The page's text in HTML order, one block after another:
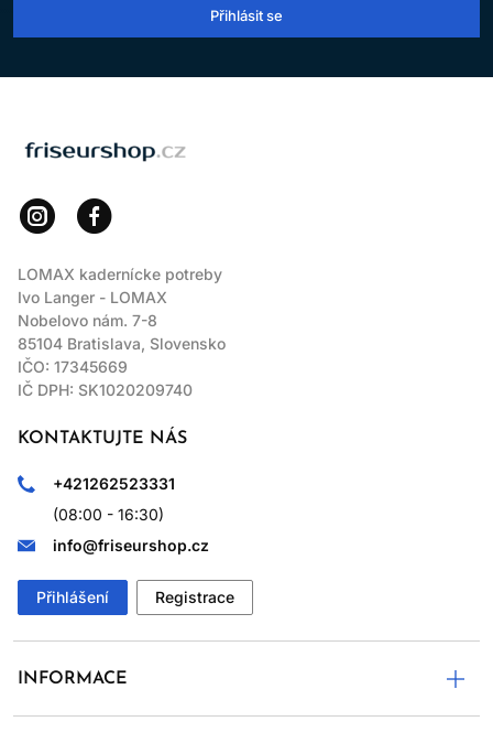
Přihlásit se
LOMAX kadernícke potreby
Ivo Langer - LOMAX
Nobelovo nám. 7-8
85104 Bratislava, Slovensko
IČO: 17345669
IČ DPH: SK1020209740
KONTAKTUJTE NÁS
+421262523331
(08:00 - 16:30)
info@friseurshop.cz
Přihlášení Registrace
INFORMACE